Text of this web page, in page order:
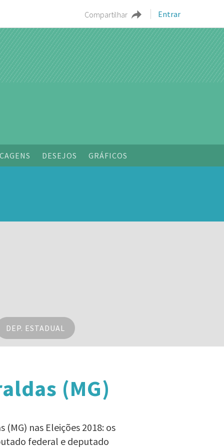
Compartilhar Entrar
DESEJOS GRÁFICOS
DEP. ESTADUAL
(MG)
nas Eleições 2018: os
federal e deputado